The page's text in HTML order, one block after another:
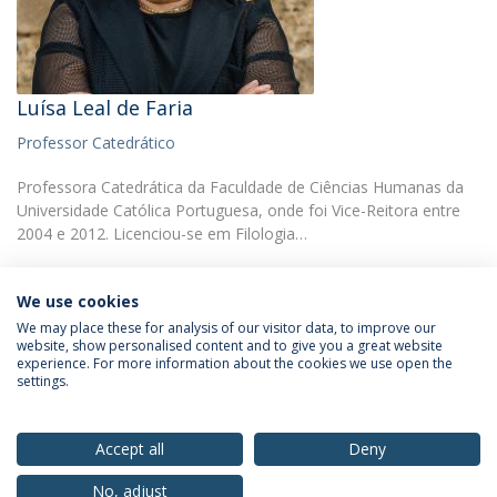
Luísa Leal de Faria
Professor Catedrático
Professora Catedrática da Faculdade de Ciências Humanas da
Universidade Católica Portuguesa, onde foi Vice-Reitora entre
2004 e 2012. Licenciou-se em Filologia…
Política de Privacidade
Termos & Condições
We use cookies
We may place these for analysis of our visitor data, to improve our
website, show personalised content and to give you a great website
experience. For more information about the cookies we use open the
settings.
Accept all
Deny
No, adjust